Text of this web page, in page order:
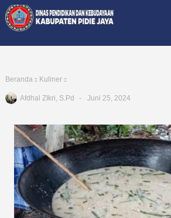
Beranda Kuliner
Afdhal ZIkri, S.Pd Juni 25, 2024